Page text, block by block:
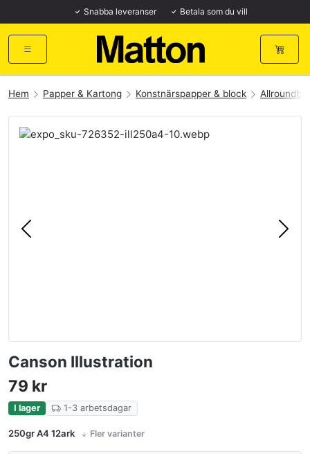
Snabba leveranser Betala som du vill
Hem Papper & Kartong Konstnärspapper & block
Föregående Nästa
Canson Illustration
79 kr
I lager 1-3 arbetsdagar
250gr A4 12ark Fler varianter